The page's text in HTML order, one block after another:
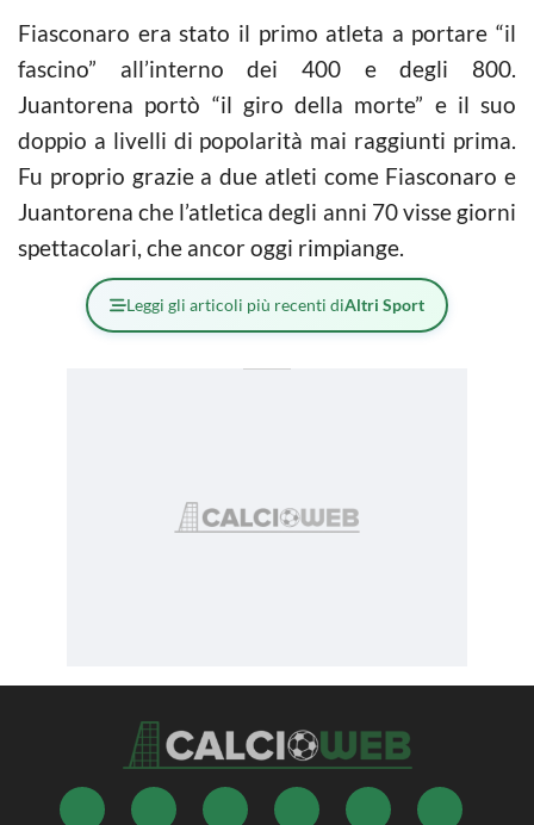
Fiasconaro era stato il primo atleta a portare “il
fascino” all’interno dei 400 e degli 800.
Juantorena portò “il giro della morte” e il suo
doppio a livelli di popolarità mai raggiunti prima.
Fu proprio grazie a due atleti come Fiasconaro e
Juantorena che l’atletica degli anni 70 visse giorni
spettacolari, che ancor oggi rimpiange.
Leggi gli articoli più recenti diAltri Sport